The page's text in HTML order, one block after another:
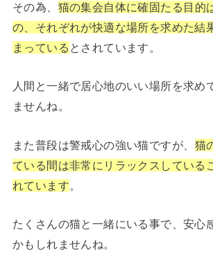
その為、 猫の集会自体に確固たる目的
の、それぞれが快適な場所を求めた結
まっている とされています。
人間と一緒で居心地のいい場所を求め
ませんね。
また普段は警戒心の強い猫ですが、 猫
ている間は非常にリラックスしている
れています。
たくさんの猫と一緒にいる事で、安心
かもしれませんね。